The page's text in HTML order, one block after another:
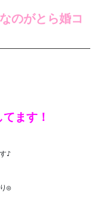
のがとら婚コ
ます！
♪
◎